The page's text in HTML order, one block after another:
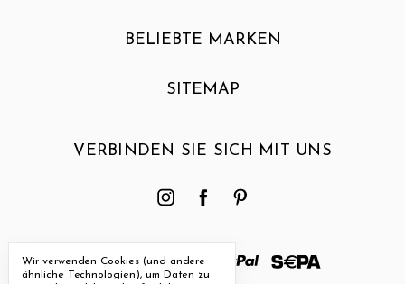
BELIEBTE MARKEN
SITEMAP
VERBINDEN SIE SICH MIT UNS
Wir verwenden Cookies (und andere
ähnliche Technologien), um Daten zu